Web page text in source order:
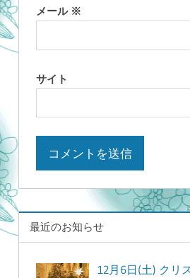
メール ※
サイト
最近のお知らせ
12月6日(土) クリ